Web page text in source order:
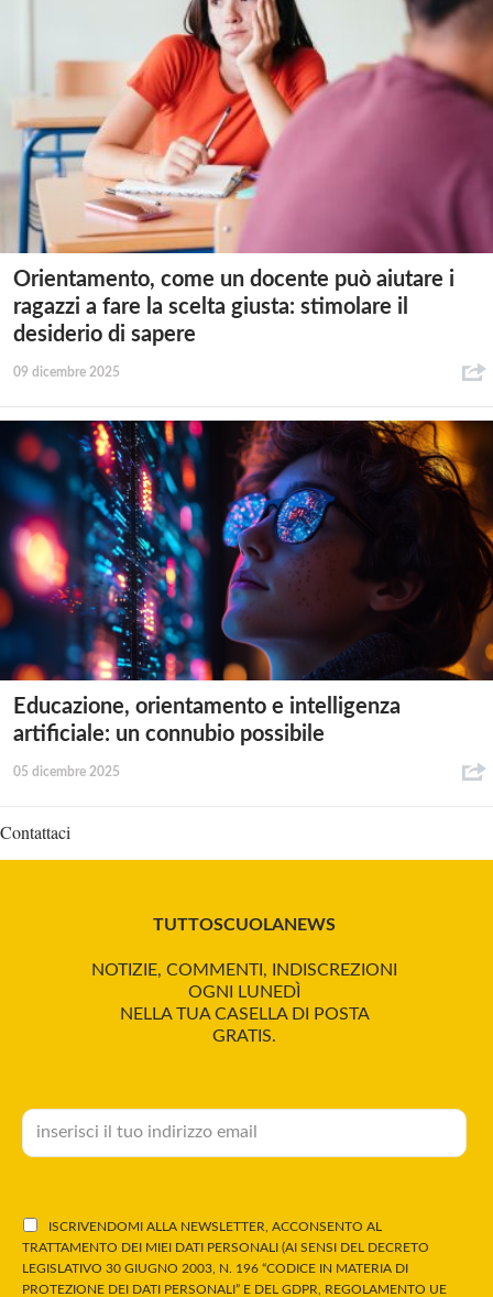
Orientamento, come un docente può aiutare i
ragazzi a fare la scelta giusta: stimolare il
desiderio di sapere
09 dicembre 2025
Educazione, orientamento e intelligenza
artificiale: un connubio possibile
05 dicembre 2025
Contattaci
TUTTOSCUOLANEWS
NOTIZIE, COMMENTI, INDISCREZIONI
OGNI LUNEDÌ
NELLA TUA CASELLA DI POSTA
GRATIS.
ISCRIVENDOMI ALLA NEWSLETTER, ACCONSENTO AL
TRATTAMENTO DEI MIEI DATI PERSONALI (AI SENSI DEL DECRETO
LEGISLATIVO 30 GIUGNO 2003, N. 196 “CODICE IN MATERIA DI
PROTEZIONE DEI DATI PERSONALI” E DEL GDPR, REGOLAMENTO UE